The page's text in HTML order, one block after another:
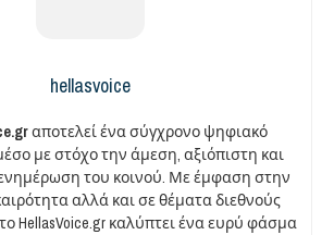
hellasvoice
αποτελεί ένα σύγχρονο ψηφιακό
με στόχο την άμεση, αξιόπιστη και
του κοινού. Με έμφαση στην
αλλά και σε θέματα διεθνούς
HellasVoice.gr καλύπτει ένα ευρύ φάσμα